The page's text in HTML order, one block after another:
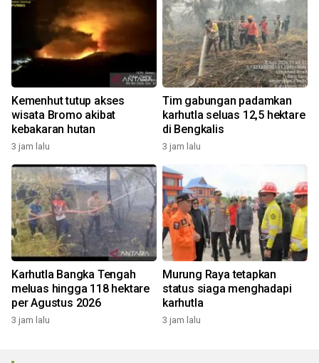
Kemenhut tutup akses
wisata Bromo akibat
kebakaran hutan
3 jam lalu
Tim gabungan padamkan
karhutla seluas 12,5 hektare
di Bengkalis
3 jam lalu
Karhutla Bangka Tengah
meluas hingga 118 hektare
per Agustus 2026
3 jam lalu
Murung Raya tetapkan
status siaga menghadapi
karhutla
3 jam lalu